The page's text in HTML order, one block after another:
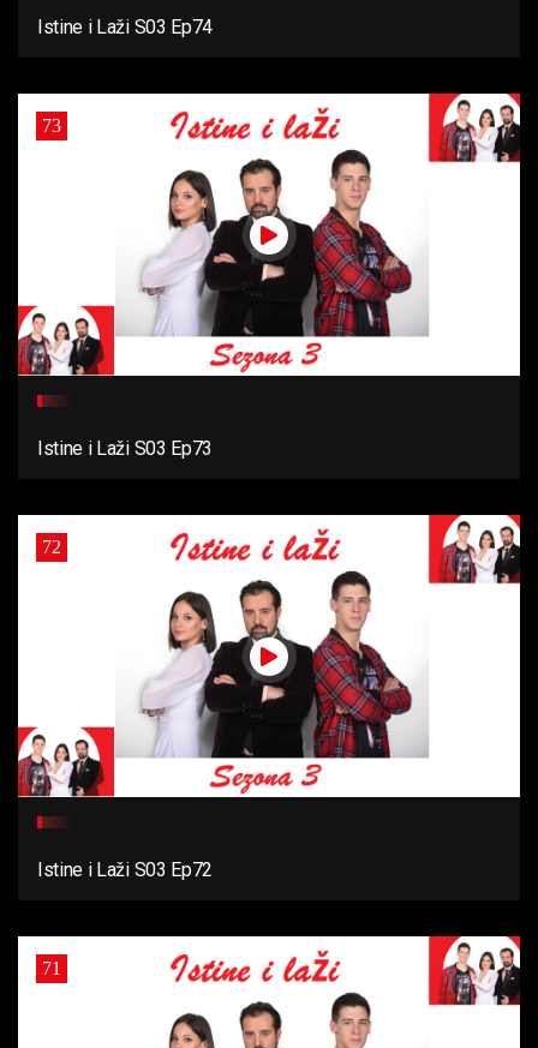
Istine i Laži S03 Ep74
73
Istine i Laži S03 Ep73
72
Istine i Laži S03 Ep72
71